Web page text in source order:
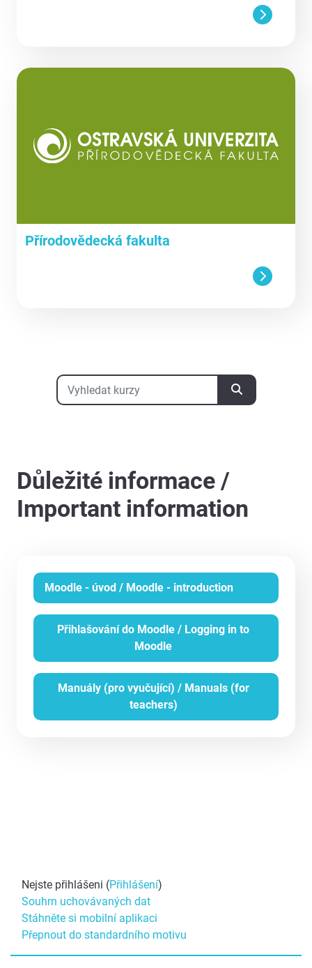
Přírodovědecká fakulta
Vyhledat kurzy
Vyhledat kurzy
Důležité informace /
Important information
Moodle - úvod / Moodle - introduction
Přihlašování do Moodle / Logging in to
Moodle
Manuály (pro vyučující) / Manuals (for
teachers)
Nejste přihlášeni (Přihlášení)
Souhrn uchovávaných dat
Stáhněte si mobilní aplikaci
Přepnout do standardního motivu